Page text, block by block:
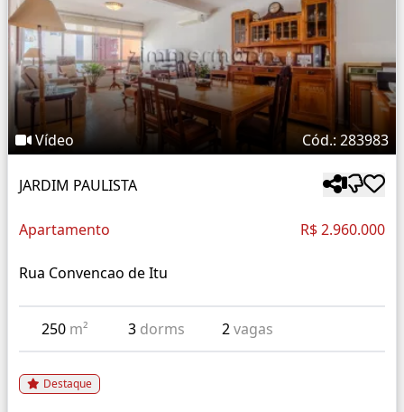
Vídeo Cód.: 283983
JARDIM PAULISTA
Apartamento R$ 2.960.000
Rua Convencao de Itu
250 m² 3 dorms 2vagas
Destaque